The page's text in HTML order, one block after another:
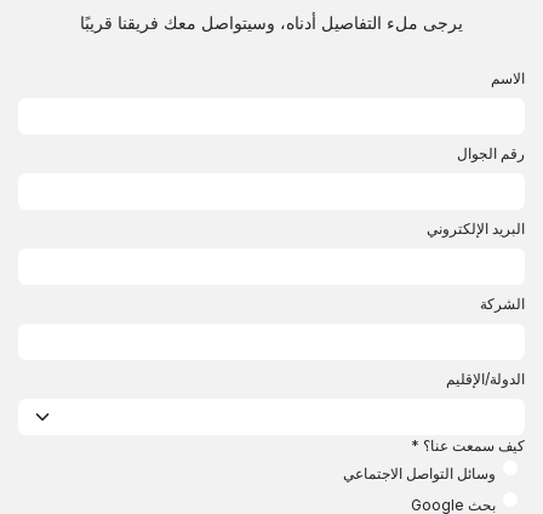
تخطي للذهاب إلى المحتوى
يرجى ملء التفاصيل أدناه، وسيتواصل معك فريقنا قريبًا
الاسم
رقم الجوال
البريد الإلكتروني
الشركة
الدولة/الإقليم
كيف سمعت عنا؟ *
وسائل التواصل الاجتماعي
بحث Google